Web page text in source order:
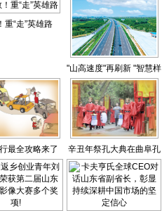
正式开放
重“走”英雄路
"山高速度"再刷新 "智慧样
板"匠心铸
最全攻略来了 辛丑年祭孔大典在曲阜孔
庙举行